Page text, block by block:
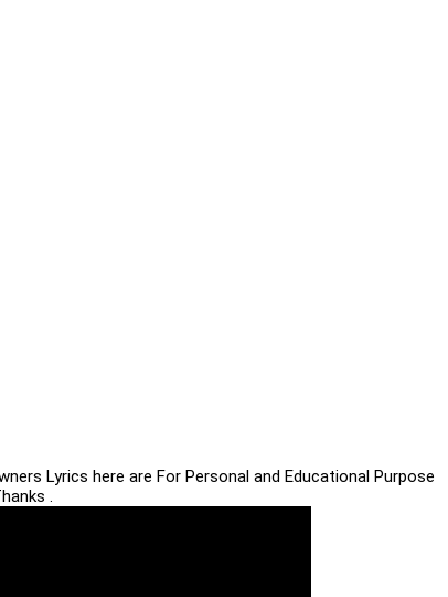
Lyrics here are For Personal and Educational Purpose
.